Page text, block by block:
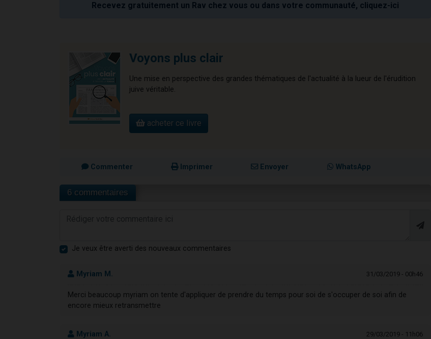
Recevez gratuitement un Rav chez vous ou dans votre communauté, cliquez-ici
Voyons plus clair
Une mise en perspective des grandes thématiques de l'actualité à la lueur de l'érudition
juive véritable.
acheter ce livre
Commenter Imprimer Envoyer WhatsApp
6 commentaires
Je veux être averti des nouveaux commentaires
Myriam M. 31/03/2019 - 00h46
Merci beaucoup myriam on tente d'appliquer de prendre du temps pour soi de s'occuper de soi afin de
encore mieux retransmettre
Myriam A. 29/03/2019 - 11h06